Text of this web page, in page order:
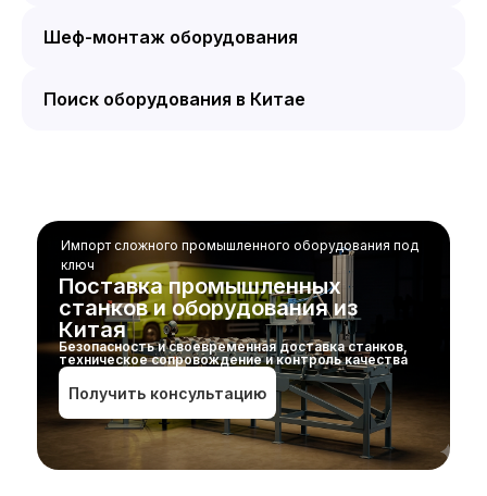
Шеф-монтаж оборудования
Поиск оборудования в Китае
Импорт сложного промышленного оборудования под
ключ
Поставка промышленных
станков и оборудования из
Китая
Безопасность и своевременная доставка станков,
техническое сопровождение и контроль качества
Получить консультацию